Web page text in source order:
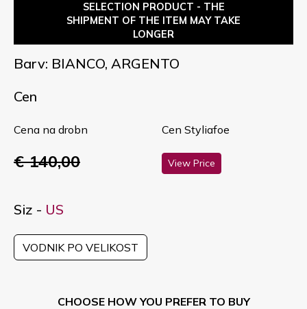
SELECTION PRODUCT - THE
SHIPMENT OF THE ITEM MAY TAKE
LONGER
Barv: BIANCO, ARGENTO
Cen
Cena na drobn
€ 140,00
Cen Styliafoe
View Price
Siz - US
VODNIK PO VELIKOST
CHOOSE HOW YOU PREFER TO BUY